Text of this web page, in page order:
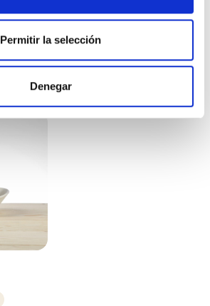
Permitir la selección
Denegar
21081
ficha del producto